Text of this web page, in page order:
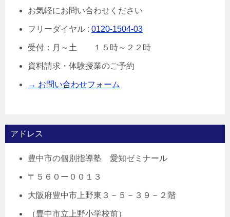
お気軽にお問い合わせください
フリーダイヤル : 0120-1504-03
受付：月～土 １５時～２２時
資料請求・体験授業のご予約
→ お問い合わせフォーム
アドレス
豊中市の個別指導塾 愛知ゼミナール
〒５６０ー００１３
大阪府豊中市上野東３－５－３９－２階
（豊中市立上野小学校前）